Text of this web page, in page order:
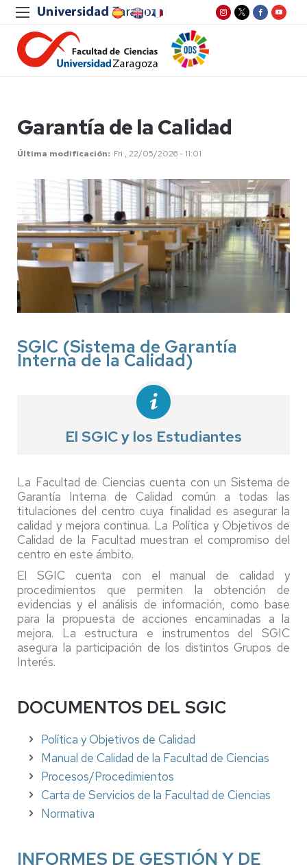
Garantía de la Calidad
Última modificación Fri , 22/05/2026 - 11:01
SGIC (Sistema de Garantía
Interna de la Calidad)
El SGIC y los Estudiantes
La Facultad de Ciencias cuenta con un Sistema de
Garantía Interna de Calidad común a todas las
titulaciones del centro cuya finalidad es asegurar la
calidad y mejora continua. La Política y Objetivos de
Calidad de la Facultad muestran el compromiso del
centro en este ámbito.
El SGIC cuenta con el manual de calidad y
procedimientos que permiten la obtención de
evidencias y el análisis de información, como base
para la propuesta de acciones encaminadas a la
mejora. La estructura e instrumentos del SGIC
asegura la participación de los distintos Grupos de
Interés.
DOCUMENTOS DEL SGIC
Política y Objetivos de Calidad
Manual de Calidad de la Facultad de Ciencias
Procesos/Procedimientos
Carta de Servicios de la Facultad de Ciencias
Normativa
INFORMES DE GESTIÓN Y DE